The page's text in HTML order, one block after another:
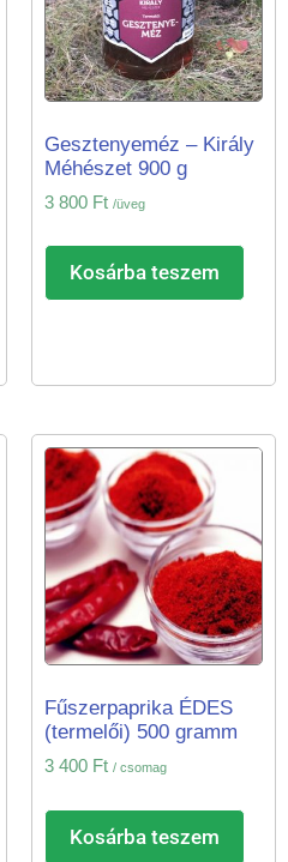
Gesztenyeméz – Király
Méhészet 900 g
3 800 Ft /üveg
Kosárba teszem
Fűszerpaprika ÉDES
(termelői) 500 gramm
3 400 Ft / csomag
Kosárba teszem